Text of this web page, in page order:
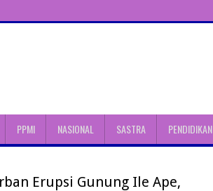
PPMI NASIONAL SASTRA PENDIDIKAN
Erupsi Gunung Ile Ape,